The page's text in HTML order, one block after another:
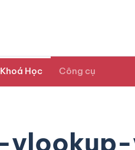
Khoá Học Công cụ